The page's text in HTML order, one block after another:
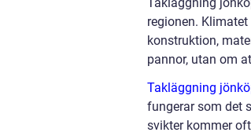
regionen.
konstruktion,
pannor, utan om
Takläggning
fungerar som det
svikter kommer